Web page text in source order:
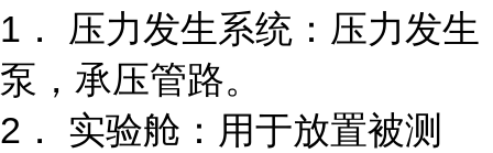
1． 压力发生系统：压力发生
泵，承压管路。
2． 实验舱：用于放置被测